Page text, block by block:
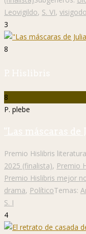
Leovigildo, S. VI,
3
8
P. Hislibris
8
P. plebe
"Las máscaras de
Premio Hislibris
2025 (finalista), Premio
Premio Hislibris mejor
drama, PolíticoTemas:
S. I
4